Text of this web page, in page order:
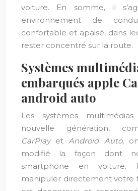
voiture. En somme, il
environnement de
confortable et apaisé, dans
rester concentré sur la route.
Systèmes
embarqués apple
android auto
Les systèmes
nouvelle génération,
CarPlayetAndroid Auto,
modifié la façon dont
smartphone en
manipuler directement votre